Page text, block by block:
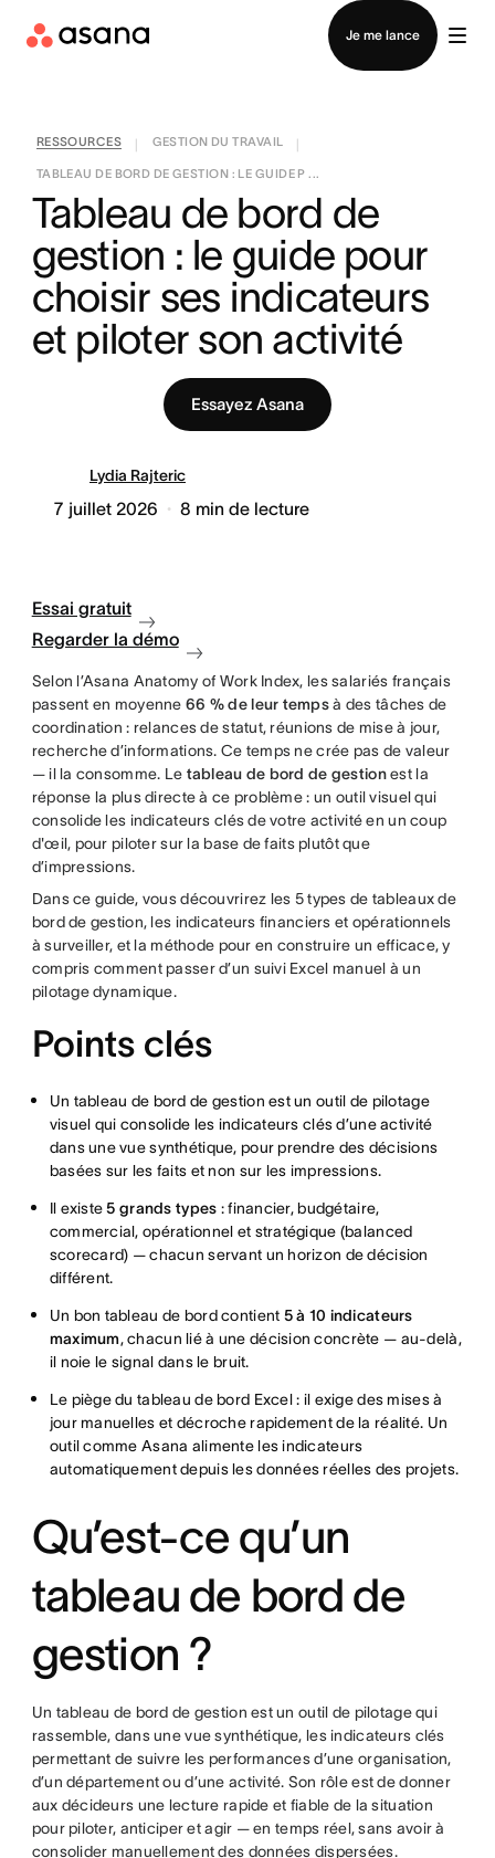
Je me lance
Contacter le service commercial
RESSOURCES GESTION DU TRAVAIL
TABLEAU DE BORD DE GESTION : LE GUIDE P ...
Tableau de bord de
gestion : le guide pour
choisir ses indicateurs
et piloter son activité
Essayez Asana
Lydia Rajteric
7 juillet 2026 8 min de lecture
Essai gratuit
Regarder la démo
Selon l’Asana Anatomy of Work Index, les salariés français
passent en moyenne 66 % de leur tempsà des tâches de
coordination : relances de statut, réunions de mise à jour,
recherche d’informations. Ce temps ne crée pas de valeur
— il la consomme. Le tableau de bord de gestionest la
réponse la plus directe à ce problème : un outil visuel qui
consolide les indicateurs clés de votre activité en un coup
d'œil, pour piloter sur la base de faits plutôt que
d’impressions.
Dans ce guide, vous découvrirez les 5 types de tableaux de
bord de gestion, les indicateurs financiers et opérationnels
à surveiller, et la méthode pour en construire un efficace, y
compris comment passer d’un suivi Excel manuel à un
pilotage dynamique.
Points clés
Un tableau de bord de gestion est un outil de pilotage
visuel qui consolide les indicateurs clés d’une activité
dans une vue synthétique, pour prendre des décisions
basées sur les faits et non sur les impressions.
Il existe5 grands types : financier, budgétaire,
commercial, opérationnel et stratégique (balanced
scorecard) — chacun servant un horizon de décision
différent.
Un bon tableau de bord contient 5 à 10 indicateurs
maximum, chacun lié à une décision concrète — au-delà,
il noie le signal dans le bruit.
Le piège du tableau de bord Excel : il exige des mises à
jour manuelles et décroche rapidement de la réalité. Un
outil comme Asana alimente les indicateurs
automatiquement depuis les données réelles des projets.
Qu’est-ce qu’un
tableau de bord de
gestion ?
Un tableau de bord de gestion est un outil de pilotage qui
rassemble, dans une vue synthétique, les indicateurs clés
permettant de suivre les performances d’une organisation,
d’un département ou d’une activité. Son rôle est de donner
aux décideurs une lecture rapide et fiable de la situation
pour piloter, anticiper et agir — en temps réel, sans avoir à
consolider manuellement des données dispersées.